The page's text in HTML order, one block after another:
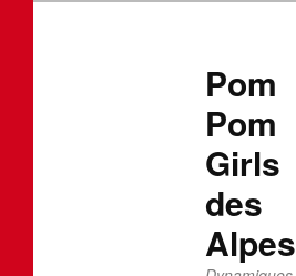
Pom
Pom
Girls
des
Alpes